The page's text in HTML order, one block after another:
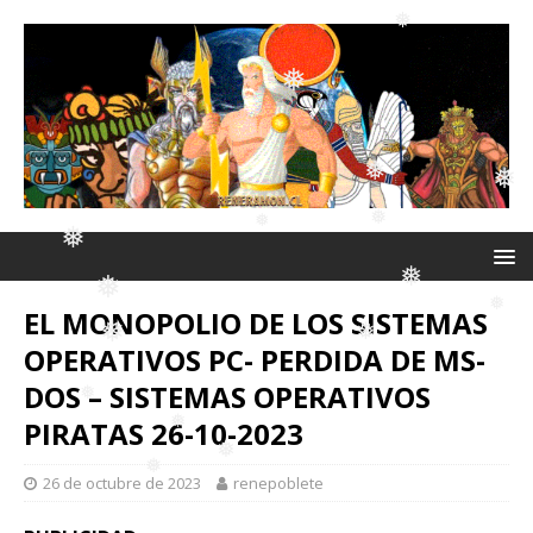
❅
❅ ❅
❅
❅
❅
❅
❅
❅
❅
❅❅
EL MONOPOLIO DE LOS SISTEMAS
OPERATIVOS PC- PERDIDA DE MS-
DOS – SISTEMAS OPERATIVOS
PIRATAS 26-10-2023
26 de octubre de 2023 renepoblete